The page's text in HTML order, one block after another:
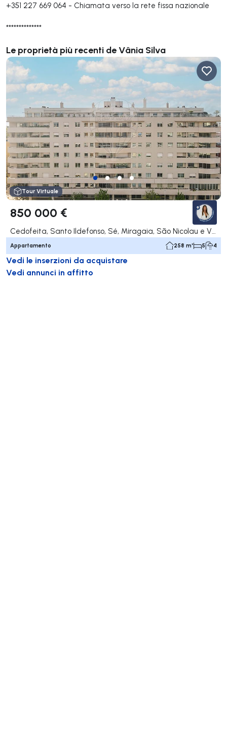
+351 227 669 064 - Chiamata verso la rete fissa nazionale
**************
Le proprietà più recenti de Vânia Silva
Tour Virtuale
850 000 €
Appartamento 258 m² 5 4
Vedi le inserzioni da acquistare
Vedi annunci in affitto